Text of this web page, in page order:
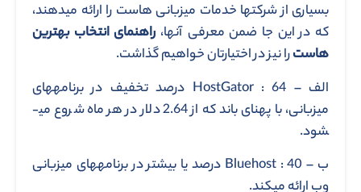
بسیاری از شرکت­ها خدمات میزبانی هاست را ارائه می­دهند،
که در این جا ضمن معرفی آن­ها، راهنمای انتخاب بهترین
هاسترا نیز در اختیارتان خواهیم گذاشت.
الف – HostGator : 64 درصد تخفیف در برنامه­های
میزبانی، با پهنای باند که از 2.64 دلار در هر ماه شروع می­
شود.
ب – Bluehost : 40 درصد یا بیشتر در برنامه­های میزبانی
وب ارائه می­کند.